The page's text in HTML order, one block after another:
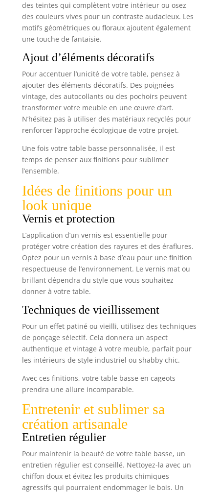
des teintes qui complètent votre intérieur ou osez
des couleurs vives pour un contraste audacieux. Les
motifs géométriques ou floraux ajoutent également
une touche de fantaisie.
Ajout d’éléments décoratifs
Pour accentuer l’unicité de votre table, pensez à
ajouter des éléments décoratifs. Des poignées
vintage, des autocollants ou des pochoirs peuvent
transformer votre meuble en une œuvre d’art.
N’hésitez pas à utiliser des matériaux recyclés pour
renforcer l’approche écologique de votre projet.
Une fois votre table basse personnalisée, il est
temps de penser aux finitions pour sublimer
l’ensemble.
Idées de finitions pour un
look unique
Vernis et protection
L’application d’un vernis est essentielle pour
protéger votre création des rayures et des éraflures.
Optez pour un vernis à base d’eau pour une finition
respectueuse de l’environnement. Le vernis mat ou
brillant dépendra du style que vous souhaitez
donner à votre table.
Techniques de vieillissement
Pour un effet patiné ou vieilli, utilisez des techniques
de ponçage sélectif. Cela donnera un aspect
authentique et vintage à votre meuble, parfait pour
les intérieurs de style industriel ou shabby chic.
Avec ces finitions, votre table basse en cageots
prendra une allure incomparable.
Entretenir et sublimer sa
création artisanale
Entretien régulier
Pour maintenir la beauté de votre table basse, un
entretien régulier est conseillé. Nettoyez-la avec un
chiffon doux et évitez les produits chimiques
agressifs qui pourraient endommager le bois. Un